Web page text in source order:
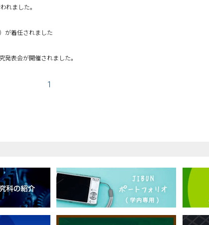
れました。
が着任されました
表会が開催されました。
1